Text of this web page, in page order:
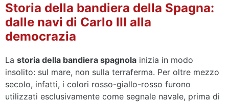
Storia della bandiera della Spagna:
dalle navi di Carlo III alla
democrazia
La storia della bandiera spagnola inizia in modo
insolito: sul mare, non sulla terraferma. Per oltre mezzo
secolo, infatti, i colori rosso-giallo-rosso furono
utilizzati esclusivamente come segnale navale, prima di